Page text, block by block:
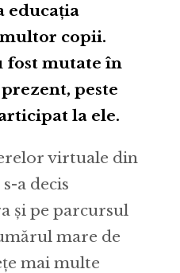
educația
copii.
fost mutate în
peste
la ele.
virtuale din
a decis
și pe parcursul
mare de
mai multe